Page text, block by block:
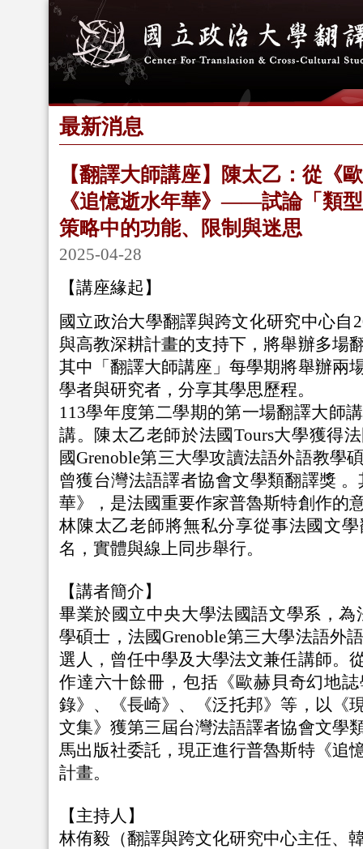
最新消息
【翻譯大師講座】陳太乙：從《
《追憶逝水年華》——試論「類
策略中的功能、限制與迷思
2025-04-28
【講座緣起】
國立政治大學翻譯與跨文化研究中心自
與高教深耕計畫的支持下，將舉辦多場
其中「翻譯大師講座」每學期將舉辦兩
學者與研究者，分享其學思歷程。
113學年度第二學期的第一場翻譯大師
講。陳太乙老師於法國Tours大學獲得
國Grenoble第三大學攻讀法語外語教學
曾獲台灣法語譯者協會文學類翻譯獎
華》，是法國重要作家普魯斯特創作的
林陳太乙老師將無私分享從事法國文
名，實體與線上同步舉行。
【講者簡介】
畢業於國立中央大學法國語文學系，為
學碩士，法國Grenoble第三大學法語外
選人，曾任中學及大學法文兼任講師。
作達六十餘冊，包括《歐赫貝奇幻地
錄》、《長崎》、《泛托邦》等，以《
文集》獲第三屆台灣法語譯者協會文學
馬出版社委託，現正進行普魯斯特《追
計畫。
【主持人】
林侑毅（翻譯與跨文化研究中心主任、